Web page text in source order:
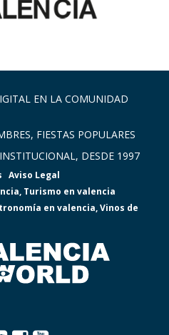
EN LA COMUNIDAD
FIESTAS POPULARES
DESDE 1997
Aviso Legal
, Turismo en valencia
en valencia,Vinos de